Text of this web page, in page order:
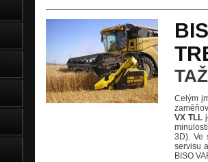
Celým
VX TLL
3D). Ve
servisu
BISO